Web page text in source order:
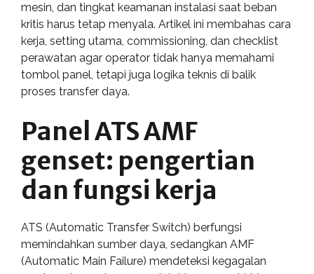
mesin, dan tingkat keamanan instalasi saat beban
kritis harus tetap menyala. Artikel ini membahas cara
kerja, setting utama, commissioning, dan checklist
perawatan agar operator tidak hanya memahami
tombol panel, tetapi juga logika teknis di balik
proses transfer daya.
Panel ATS AMF
genset: pengertian
dan fungsi kerja
ATS (Automatic Transfer Switch) berfungsi
memindahkan sumber daya, sedangkan AMF
(Automatic Main Failure) mendeteksi kegagalan